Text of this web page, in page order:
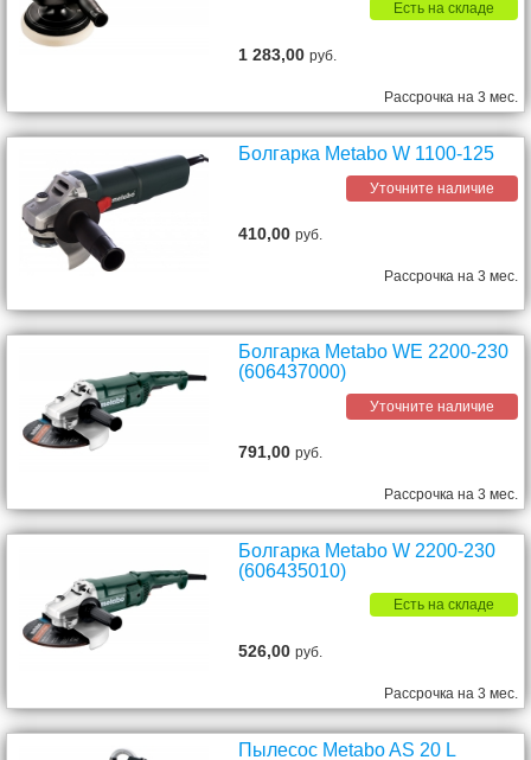
Есть на складе
1 283,00руб.
Рассрочка на 3 мес.
Болгарка Metabo W 1100-125
Уточните наличие
410,00руб.
Рассрочка на 3 мес.
Болгарка Metabo WE 2200-230
(606437000)
Уточните наличие
791,00руб.
Рассрочка на 3 мес.
Болгаpка Metabo W 2200-230
(606435010)
Есть на складе
526,00руб.
Рассрочка на 3 мес.
Пылесос Metabo AS 20 L